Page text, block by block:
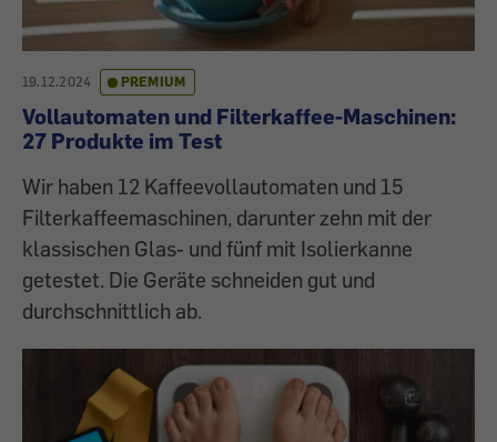
19.12.2024 PREMIUM
Vollautomaten und Filterkaffee-Maschinen:
27 Produkte im Test
Wir haben 12 Kaffeevollautomaten und 15
Filterkaffeemaschinen, darunter zehn mit der
klassischen Glas- und fünf mit Isolierkanne
getestet. Die Geräte schneiden gut und
durchschnittlich ab.